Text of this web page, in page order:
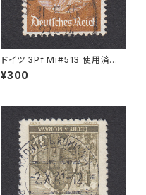
ドイツ 3Pf Mi#513 使用済み
切手｜DRESDEN 31.5.1935
¥300